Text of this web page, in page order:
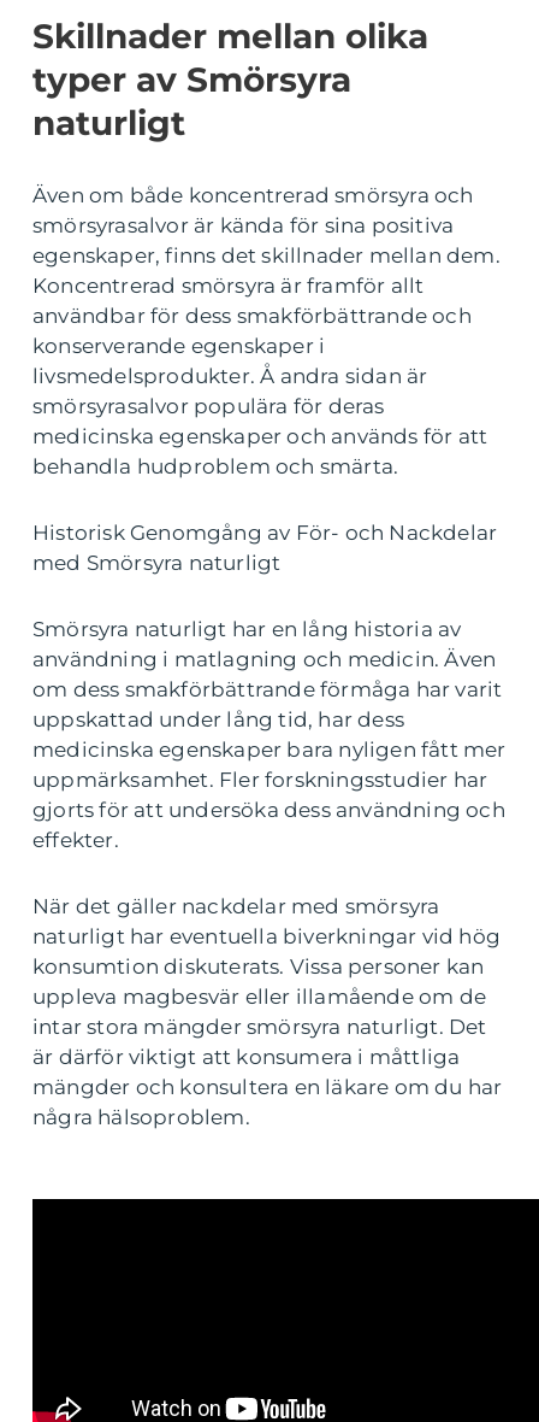
Skillnader mellan olika
typer av Smörsyra
naturligt
Även om både koncentrerad smörsyra och
smörsyrasalvor är kända för sina positiva
egenskaper, finns det skillnader mellan dem.
Koncentrerad smörsyra är framför allt
användbar för dess smakförbättrande och
konserverande egenskaper i
livsmedelsprodukter. Å andra sidan är
smörsyrasalvor populära för deras
medicinska egenskaper och används för att
behandla hudproblem och smärta.
Historisk Genomgång av För- och Nackdelar
med Smörsyra naturligt
Smörsyra naturligt har en lång historia av
användning i matlagning och medicin. Även
om dess smakförbättrande förmåga har varit
uppskattad under lång tid, har dess
medicinska egenskaper bara nyligen fått mer
uppmärksamhet. Fler forskningsstudier har
gjorts för att undersöka dess användning och
effekter.
När det gäller nackdelar med smörsyra
naturligt har eventuella biverkningar vid hög
konsumtion diskuterats. Vissa personer kan
uppleva magbesvär eller illamående om de
intar stora mängder smörsyra naturligt. Det
är därför viktigt att konsumera i måttliga
mängder och konsultera en läkare om du har
några hälsoproblem.